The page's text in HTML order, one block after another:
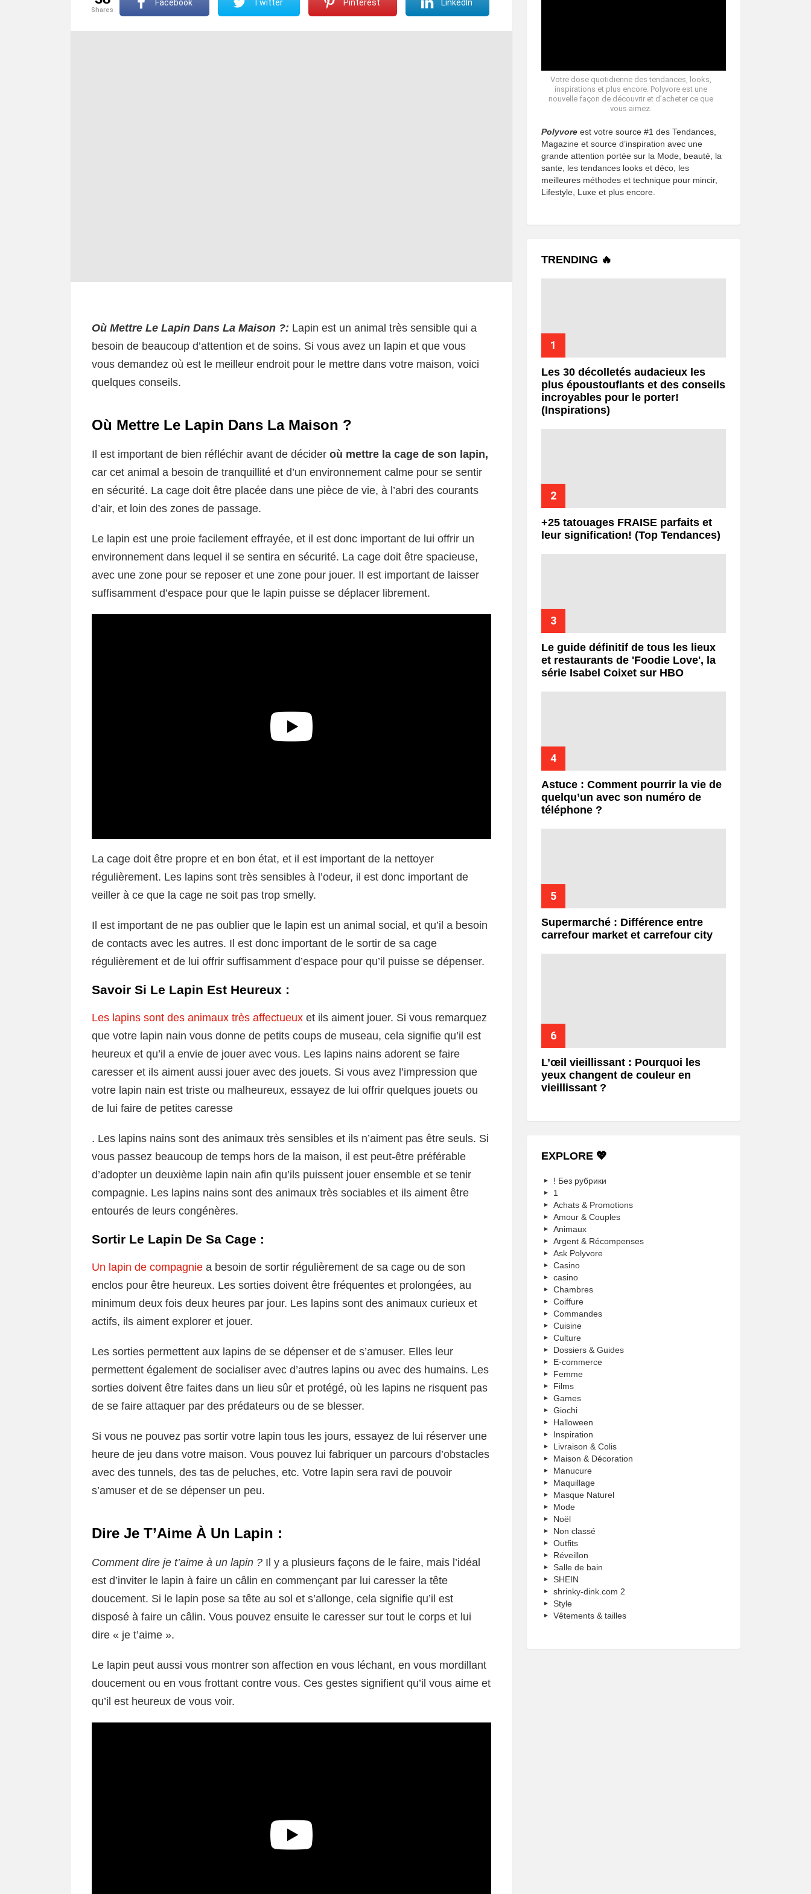
shares
Facebook Twitter Pinterest LinkedIn
Où Mettre Le Lapin Dans La Maison ?: Lapin est un animal très sensible qui a
besoin de beaucoup d’attention et de soins. Si vous avez un lapin et que vous
vous demandez où est le meilleur endroit pour le mettre dans votre maison, voici
quelques conseils.
Où Mettre Le Lapin Dans La Maison ?
Il est important de bien réfléchir avant de décider où mettre la cage de son lapin,
car cet animal a besoin de tranquillité et d’un environnement calme pour se sentir
en sécurité. La cage doit être placée dans une pièce de vie, à l’abri des courants
d’air, et loin des zones de passage.
Le lapin est une proie facilement effrayée, et il est donc important de lui offrir un
environnement dans lequel il se sentira en sécurité. La cage doit être spacieuse,
avec une zone pour se reposer et une zone pour jouer. Il est important de laisser
suffisamment d’espace pour que le lapin puisse se déplacer librement.
La cage doit être propre et en bon état, et il est important de la nettoyer
régulièrement. Les lapins sont très sensibles à l’odeur, il est donc important de
veiller à ce que la cage ne soit pas trop smelly.
Il est important de ne pas oublier que le lapin est un animal social, et qu’il a besoin
de contacts avec les autres. Il est donc important de le sortir de sa cage
régulièrement et de lui offrir suffisamment d’espace pour qu’il puisse se dépenser.
Savoir Si Le Lapin Est Heureux :
Les lapins sont des animaux très affectueux et ils aiment jouer. Si vous remarquez
que votre lapin nain vous donne de petits coups de museau, cela signifie qu’il est
heureux et qu’il a envie de jouer avec vous. Les lapins nains adorent se faire
caresser et ils aiment aussi jouer avec des jouets. Si vous avez l’impression que
votre lapin nain est triste ou malheureux, essayez de lui offrir quelques jouets ou
de lui faire de petites caresse
. Les lapins nains sont des animaux très sensibles et ils n’aiment pas être seuls. Si
vous passez beaucoup de temps hors de la maison, il est peut-être préférable
d’adopter un deuxième lapin nain afin qu’ils puissent jouer ensemble et se tenir
compagnie. Les lapins nains sont des animaux très sociables et ils aiment être
entourés de leurs congénères.
Sortir Le Lapin De Sa Cage :
Un lapin de compagnie a besoin de sortir régulièrement de sa cage ou de son
enclos pour être heureux. Les sorties doivent être fréquentes et prolongées, au
minimum deux fois deux heures par jour. Les lapins sont des animaux curieux et
actifs, ils aiment explorer et jouer.
Les sorties permettent aux lapins de se dépenser et de s’amuser. Elles leur
permettent également de socialiser avec d’autres lapins ou avec des humains. Les
sorties doivent être faites dans un lieu sûr et protégé, où les lapins ne risquent pas
de se faire attaquer par des prédateurs ou de se blesser.
Si vous ne pouvez pas sortir votre lapin tous les jours, essayez de lui réserver une
heure de jeu dans votre maison. Vous pouvez lui fabriquer un parcours d’obstacles
avec des tunnels, des tas de peluches, etc. Votre lapin sera ravi de pouvoir
s’amuser et de se dépenser un peu.
Dire Je T’Aime À Un Lapin :
Comment dire je t’aime à un lapin ? Il y a plusieurs façons de le faire, mais l’idéal
est d’inviter le lapin à faire un câlin en commençant par lui caresser la tête
doucement. Si le lapin pose sa tête au sol et s’allonge, cela signifie qu’il est
disposé à faire un câlin. Vous pouvez ensuite le caresser sur tout le corps et lui
dire « je t’aime ».
Le lapin peut aussi vous montrer son affection en vous léchant, en vous mordillant
doucement ou en vous frottant contre vous. Ces gestes signifient qu’il vous aime et
qu’il est heureux de vous voir.
Votre dose quotidienne des tendances, looks,
inspirations et plus encore. Polyvore est une
nouvelle façon de découvrir et d’acheter ce que
vous aimez.
Polyvore est votre source #1 des Tendances,
Magazine et source d’inspiration avec une
grande attention portée sur la Mode, beauté, la
sante, les tendances looks et déco, les
meilleures méthodes et technique pour mincir,
Lifestyle, Luxe et plus encore.
TRENDING 🔥
Les 30 décolletés audacieux les
plus époustouflants et des conseils
incroyables pour le porter!
(Inspirations)
+25 tatouages ​​FRAISE parfaits et
leur signification! (Top Tendances)
Le guide définitif de tous les lieux
et restaurants de 'Foodie Love', la
série Isabel Coixet sur HBO
Astuce : Comment pourrir la vie de
quelqu’un avec son numéro de
téléphone ?
Supermarché : Différence entre
carrefour market et carrefour city
L’œil vieillissant : Pourquoi les
yeux changent de couleur en
vieillissant ?
EXPLORE 💖
! Без рубрики
1
Achats & Promotions
Amour & Couples
Animaux
Argent & Récompenses
Ask Polyvore
Casino
casino
Chambres
Coiffure
Commandes
Cuisine
Culture
Dossiers & Guides
E-commerce
Femme
Films
Games
Giochi
Halloween
Inspiration
Livraison & Colis
Maison & Décoration
Manucure
Maquillage
Masque Naturel
Mode
Noël
Non classé
Outfits
Réveillon
Salle de bain
SHEIN
shrinky-dink.com 2
Style
Vêtements & tailles